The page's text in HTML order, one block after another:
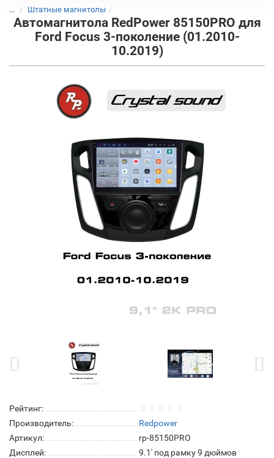
... Штатные магнитолы
Автомагнитола RedPower 85150PRO для
Ford Focus 3-поколение (01.2010-
10.2019)
Рейтинг:
Производитель:
Redpower
Артикул:
rp-85150PRO
Дисплей:
9.1' под рамку 9 дюймов